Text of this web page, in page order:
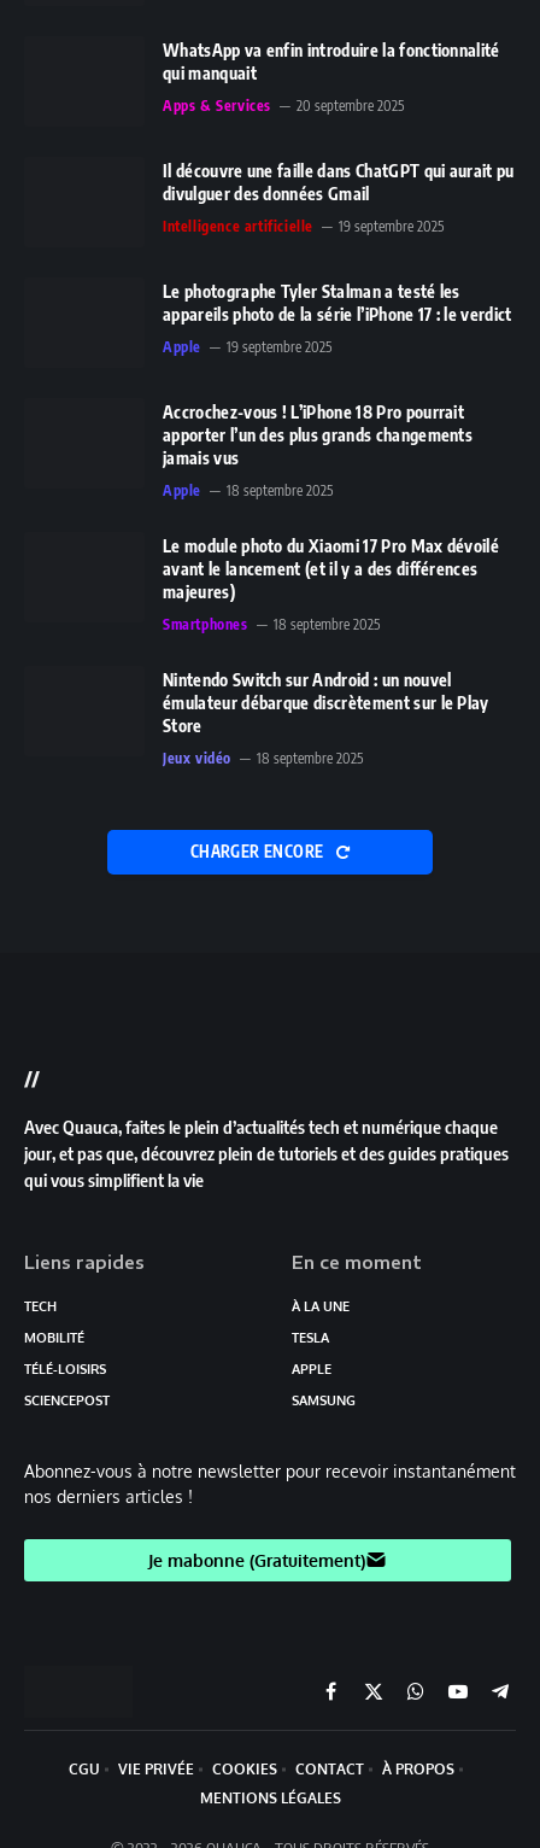
WhatsApp va enfin introduire la fonctionnalité
qui manquait
Apps & Services 20 septembre 2025
Il découvre une faille dans ChatGPT qui aurait pu
divulguer des données Gmail
Intelligence artificielle 19 septembre 2025
Le photographe Tyler Stalman a testé les
appareils photo de la série l’iPhone 17 : le verdict
Apple 19 septembre 2025
Accrochez-vous ! L’iPhone 18 Pro pourrait
apporter l’un des plus grands changements
jamais vus
Apple 18 septembre 2025
Le module photo du Xiaomi 17 Pro Max dévoilé
avant le lancement (et il y a des différences
majeures)
Smartphones 18 septembre 2025
Nintendo Switch sur Android : un nouvel
émulateur débarque discrètement sur le Play
Store
Jeux vidéo 18 septembre 2025
CHARGER ENCORE
//
Avec Quauca, faites le plein d’actualités tech et numérique chaque
jour, et pas que, découvrez plein de tutoriels et des guides pratiques
qui vous simplifient la vie
Liens rapides
TECH
MOBILITÉ
TÉLÉ-LOISIRS
SCIENCEPOST
En ce moment
À LA UNE
TESLA
APPLE
SAMSUNG
Abonnez-vous à notre newsletter pour recevoir instantanément
nos derniers articles !
Je mabonne (Gratuitement)
Facebook
X
(Twitter)
Chaine
WhatsApp
YouTube
CGU VIE PRIVÉE COOKIES CONTACT
À PROPOS
MENTIONS LÉGALES